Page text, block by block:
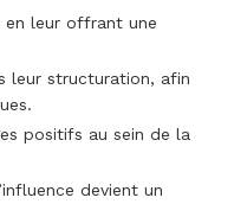
en leur offrant une
leur structuration, afin
positifs au sein de la
devient un